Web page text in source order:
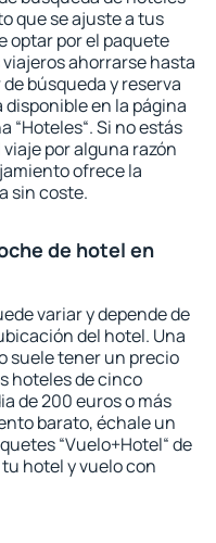
que se ajuste a tus
optar por el paquete
viajeros ahorrarse hasta
búsqueda y reserva
en la página
“Hoteles“. Si no estás
por alguna razón
ofrece la
sin coste.
de hotel en
variar y depende de
del hotel. Una
suele tener un precio
hoteles de cinco
de 200 euros o más
barato, échale un
“Vuelo+Hotel“ de
hotel y vuelo con